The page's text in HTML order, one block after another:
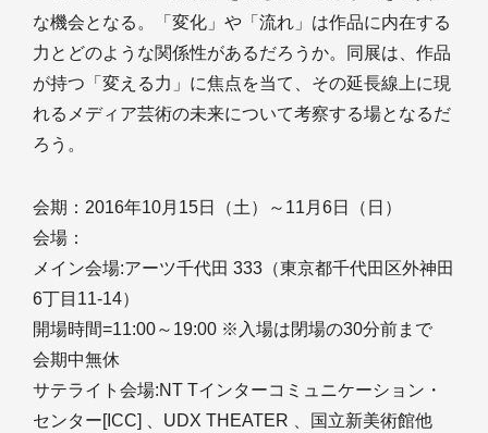
な機会となる。「変化」や「流れ」は作品に内在する
力とどのような関係性があるだろうか。同展は、作品
が持つ「変える力」に焦点を当て、その延長線上に現
れるメディア芸術の未来について考察する場となるだ
ろう。
会期：2016年10月15日（土）～11月6日（日）
会場：
メイン会場:アーツ千代田 333（東京都千代田区外神田
6丁目11-14）
開場時間=11:00～19:00 ※入場は閉場の30分前まで
会期中無休
サテライト会場:NT Tインターコミュニケーション・
センター[ICC] 、UDX THEATER 、国立新美術館他